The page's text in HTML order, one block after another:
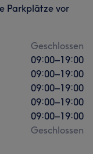
Parkplätze vor
Geschlossen
09:00–19:00
09:00–19:00
09:00–19:00
09:00–19:00
09:00–19:00
Geschlossen